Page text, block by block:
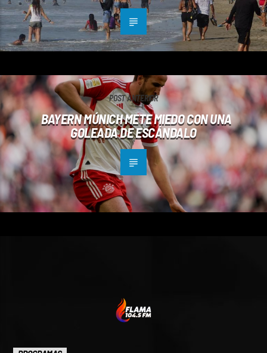
POST ANTERIOR
BAYERN MÚNICH METE MIEDO CON UNA
GOLEADA DE ESCÁNDALO